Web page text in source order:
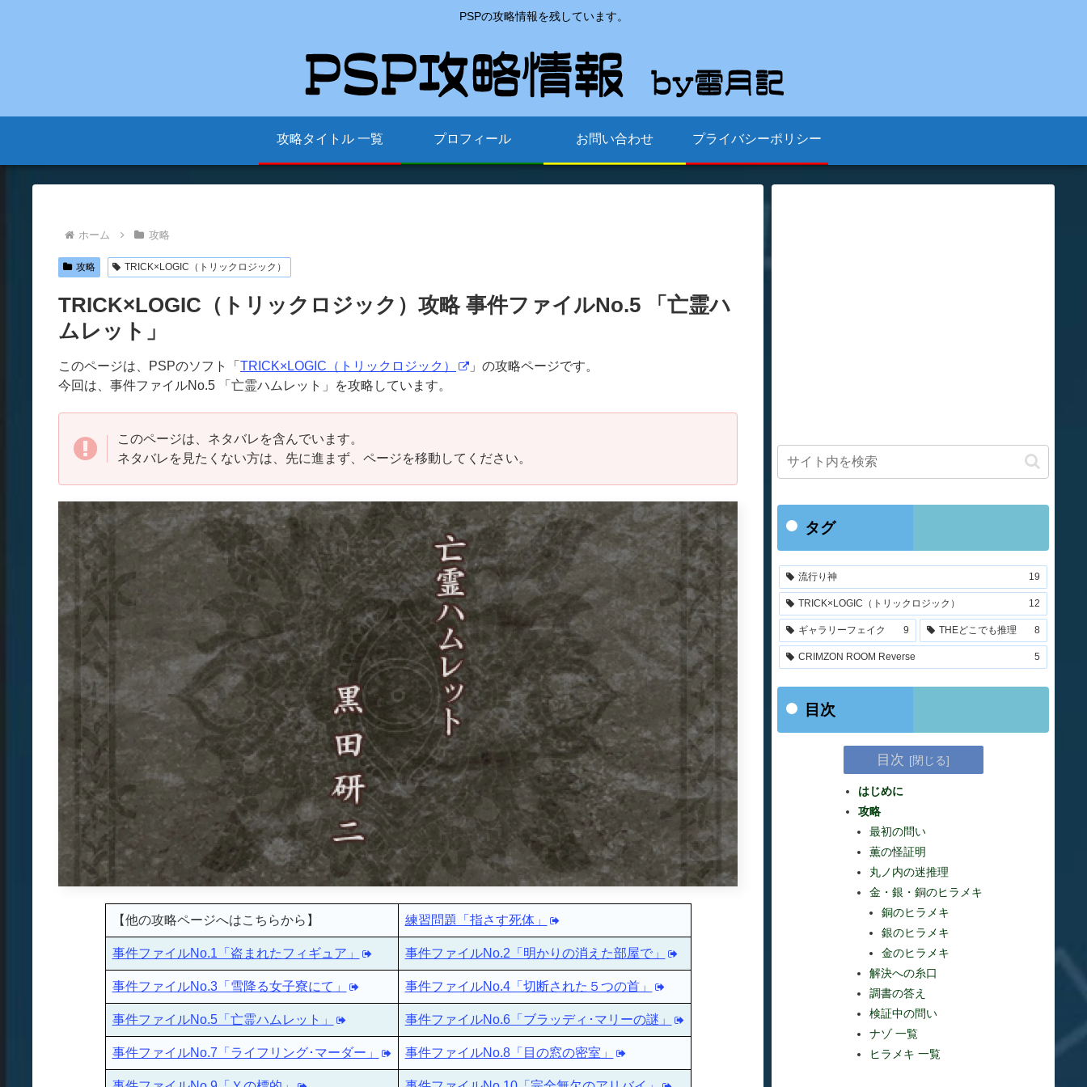
PSPの攻略情報を残しています。
攻略タイトル 一覧 プロフィール お問い合わせ プライバシーポリシー
ホーム 攻略
攻略 TRICK×LOGIC（トリックロジック）
TRICK×LOGIC（トリックロジック）攻略 事件ファイルNo.5 「亡霊ハ
ムレット」
このページは、PSPのソフト「 TRICK×LOGIC（トリックロジック）
」の攻略ページです。
今回は、事件ファイルNo.5 「亡霊ハムレット」を攻略しています。
このページは、ネタバレを含んでいます。
ネタバレを見たくない方は、先に進まず、ページを移動してください。
【他の攻略ページへはこちらから】 練習問題「指さす死体」
事件ファイルNo.1「盗まれたフィギュア」 事件ファイルNo.2「明かりの消えた部屋で」
事件ファイルNo.3「雪降る女子寮にて」 事件ファイルNo.4「切断された５つの首」
事件ファイルNo.5「亡霊ハムレット」 事件ファイルNo.6「ブラッディ･マリーの謎」
事件ファイルNo.7「ライフリング･マーダー」 事件ファイルNo.8「目の窓の密室」
タグ
流行り神 19
TRICK×LOGIC（トリックロジック） 12
ギャラリーフェイク 9 THEどこでも推理 8
CRIMZON ROOM Reverse 5
目次
目次
はじめに
攻略
最初の問い
薫の怪証明
丸ノ内の迷推理
金・銀・銅のヒラメキ
銅のヒラメキ
銀のヒラメキ
金のヒラメキ
解決への糸口
調書の答え
検証中の問い
ナゾ 一覧
ヒラメキ 一覧